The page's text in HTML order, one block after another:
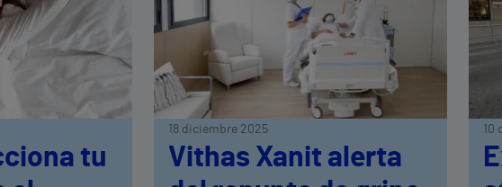
tu
18 diciembre 2025
Vithas Xanit alerta
10